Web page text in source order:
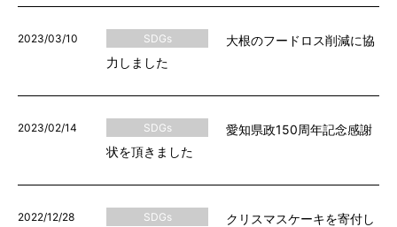
2023/03/10 SDGs
大根のフードロス削減に協
力しました
2023/02/14 SDGs
愛知県政150周年記念感謝
状を頂きました
2022/12/28 SDGs
クリスマスケーキを寄付し